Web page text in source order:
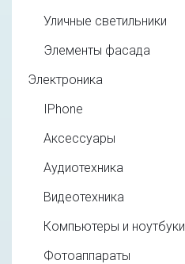
Уличные светильники
Элементы фасада
Электроника
IPhone
Аксессуары
Аудиотехника
Видеотехника
Компьютеры и ноутбуки
Фотоаппараты